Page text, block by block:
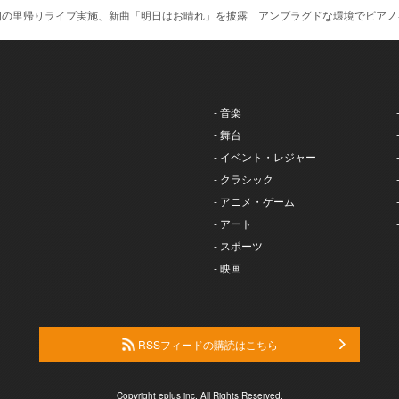
里帰りライブ実施、新曲「明日はお晴れ」を披露 アンプラグドな環境でピア
- 音楽
- 舞台
- イベント・レジャー
- クラシック
- アニメ・ゲーム
- アート
- スポーツ
- 映画
RSSフィードの購読はこちら
Copyright eplus inc. All Rights Reserved.